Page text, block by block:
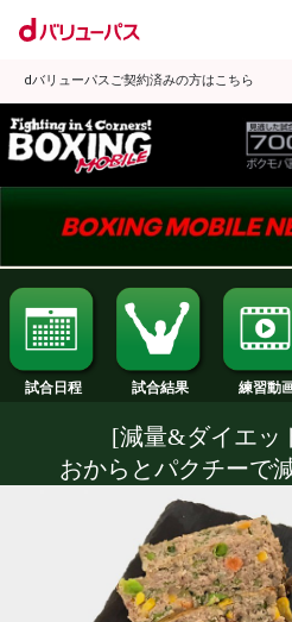
dバリューパスご契約済みの方はこちら
試合日程 試合結果
[減量&ダイ
おからとパク